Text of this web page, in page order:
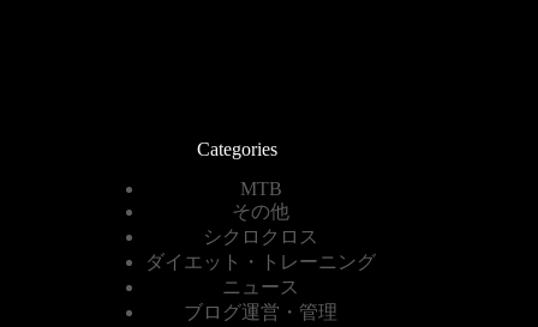
Categories
MTB
その他
シクロクロス
ダイエット・トレーニング
ニュース
ブログ運営・管理